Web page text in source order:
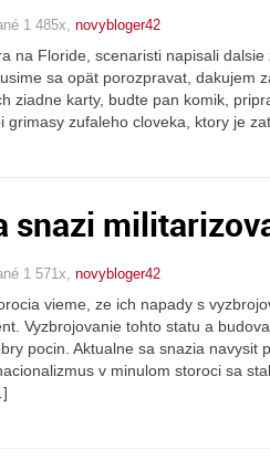
1 485x, novybloger42
na Floride, scenaristi napisali
sa opät porozpravat, dakujem
ziadne karty, budte pan komik,
grimasy zufaleho cloveka, ktory je
snazi
1 571x, novybloger42
vieme, ze ich napady s
Vyzbrojovanie tohto statu a
pocin. Aktualne sa snazia navysit
v minulom storoci sa